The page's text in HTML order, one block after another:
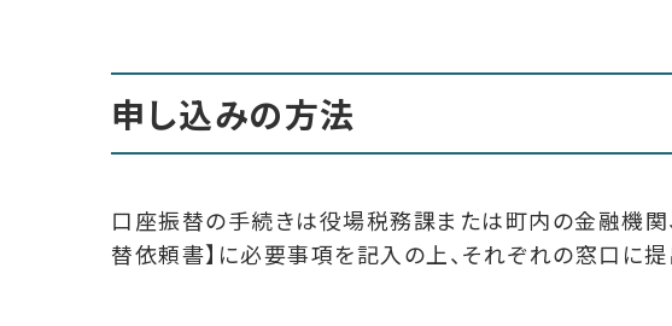
申し込みの方法
口座振替の手続きは役場税務課または町内の金融機関
替依頼書】に必要事項を記入の上、それぞれの窓口に提